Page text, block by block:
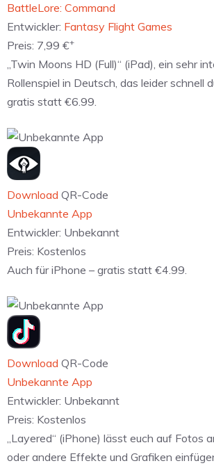
‎BattleLore: Command
Entwickler: Fantasy Flight Games
Preis: 7,99 €+
„Twin Moons HD (Full)“ (iPad), ein sehr
Rollenspiel in Deutsch, das leider schnell
gratis statt €6.99.
Download QR-Code
Unbekannte App
Entwickler: Unbekannt
Preis: Kostenlos
Auch für iPhone – gratis statt €4.99.
Download QR-Code
Unbekannte App
Entwickler: Unbekannt
Preis: Kostenlos
„Layered“ (iPhone) lässt euch auf Fotos
oder andere Effekte und Grafiken